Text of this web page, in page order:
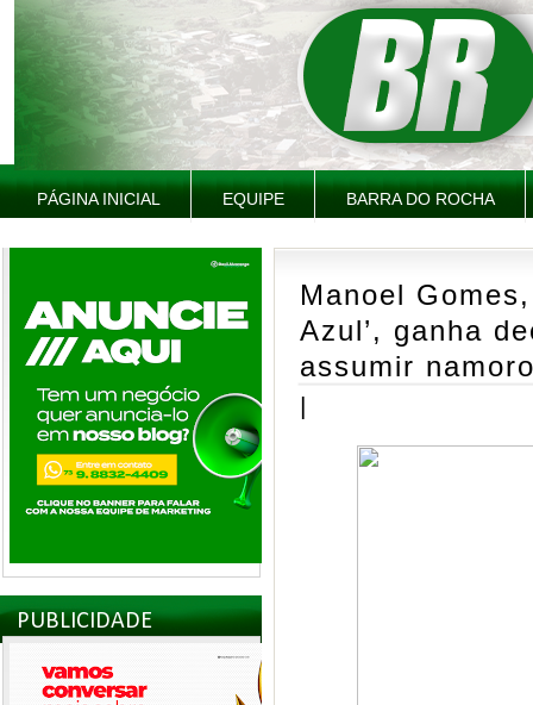
PÁGINA INICIAL EQUIPE BARRA DO ROCHA
PUBLICIDADE
Manoel
Azul’, ganha
assumir
|